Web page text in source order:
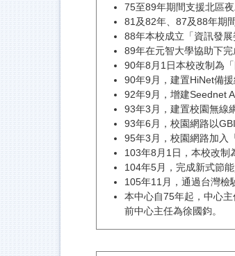
75至89年期間支援北區夜
81及82年、87及88年期
88年本校成立「資訊發
89年在元智大學協助下完
90年8月1日本校改制為
90年9月，建置HiNet備
92年9月，增建Seednet
93年3月，建置校園無線
93年6月，校園網路以
95年3月，校園網路加入
103年8月1日，本校改制
104年5月，完成新式節
105年11月，通過台灣檢
本中心自75年起，中心
前中心主任為徐國鈞。